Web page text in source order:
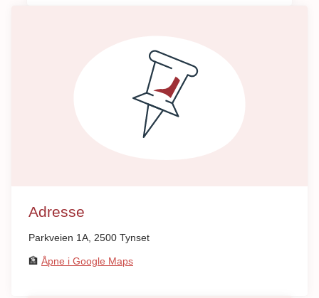
Adresse
Parkveien 1A, 2500 Tynset
🏦 Åpne i Google Maps